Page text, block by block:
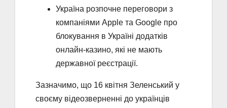
Україна розпочне переговори з
компаніями Apple та Google про
блокування в Україні додатків
онлайн-казино, які не мають
державної реєстрації.
Зазначимо, що 16 квітня Зеленський у
своєму відеозверненні до українців